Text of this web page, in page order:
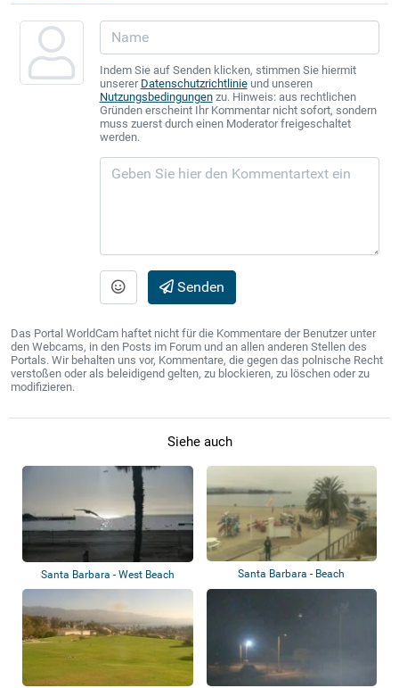
Indem Sie auf Senden klicken, stimmen Sie hiermit
unserer Datenschutzrichtlinieund unseren
Nutzungsbedingungenzu. Hinweis: aus rechtlichen
Gründen erscheint Ihr Kommentar nicht sofort, sondern
muss zuerst durch einen Moderator freigeschaltet
werden.
Senden
Das Portal WorldCam haftet nicht für die Kommentare der Benutzer unter
den Webcams, in den Posts im Forum und an allen anderen Stellen des
Portals. Wir behalten uns vor, Kommentare, die gegen das polnische Recht
verstoßen oder als beleidigend gelten, zu blockieren, zu löschen oder zu
modifizieren.
Siehe auch
Santa Barbara - West Beach Santa Barbara - Beach